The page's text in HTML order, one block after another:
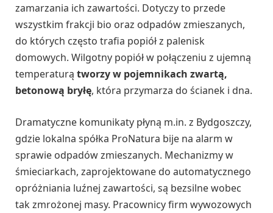
zamarzania ich zawartości. Dotyczy to przede
wszystkim frakcji bio oraz odpadów zmieszanych,
do których często trafia popiół z palenisk
domowych. Wilgotny popiół w połączeniu z ujemną
temperaturą tworzy w pojemnikach zwartą,
betonową bryłę, która przymarza do ścianek i dna.
Dramatyczne komunikaty płyną m.in. z Bydgoszczy,
gdzie lokalna spółka ProNatura bije na alarm w
sprawie odpadów zmieszanych. Mechanizmy w
śmieciarkach, zaprojektowane do automatycznego
opróżniania luźnej zawartości, są bezsilne wobec
tak zmrożonej masy. Pracownicy firm wywozowych